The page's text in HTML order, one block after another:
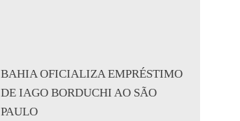
BAHIA OFICIALIZA EMPRÉSTIMO
DE IAGO BORDUCHI AO SÃO
PAULO